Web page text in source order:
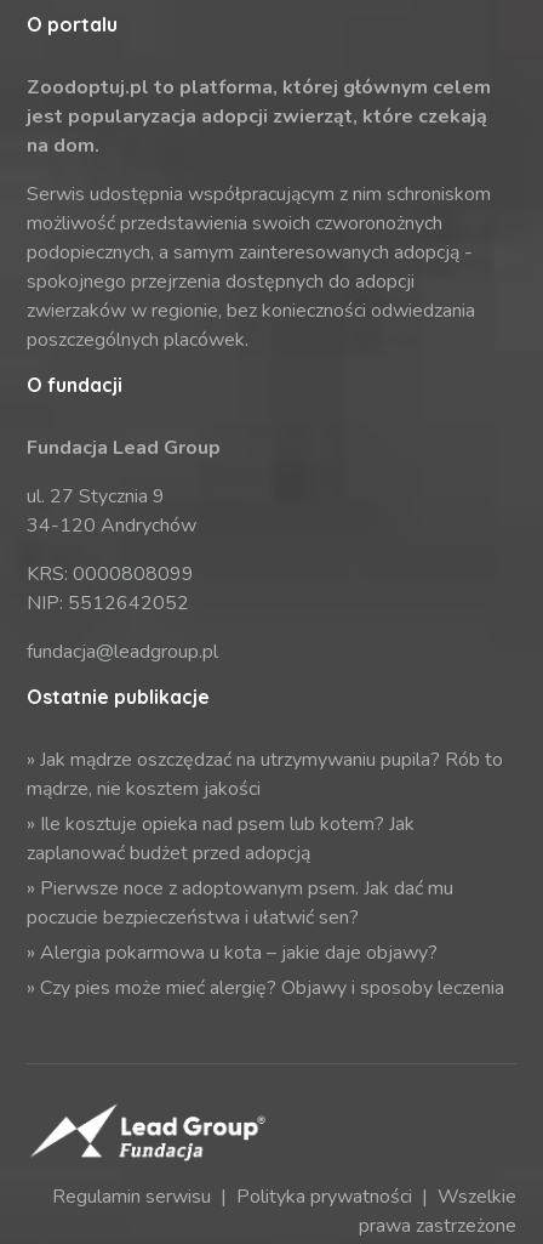
O portalu
Zoodoptuj.pl to platforma, której głównym celem
jest popularyzacja adopcji zwierząt, które czekają
na dom.
Serwis udostępnia współpracującym z nim schroniskom
możliwość przedstawienia swoich czworonożnych
podopiecznych, a samym zainteresowanych adopcją -
spokojnego przejrzenia dostępnych do adopcji
zwierzaków w regionie, bez konieczności odwiedzania
poszczególnych placówek.
O fundacji
Fundacja Lead Group
ul. 27 Stycznia 9
34-120 Andrychów
KRS: 0000808099
NIP: 5512642052
fundacja@leadgroup.pl
Ostatnie publikacje
»Jak mądrze oszczędzać na utrzymywaniu pupila? Rób to
mądrze, nie kosztem jakości
» Ile kosztuje opieka nad psem lub kotem? Jak
zaplanować budżet przed adopcją
» Pierwsze noce z adoptowanym psem. Jak dać mu
poczucie bezpieczeństwa i ułatwić sen?
»Alergia pokarmowa u kota – jakie daje objawy?
»Czy pies może mieć alergię? Objawy i sposoby leczenia
Regulamin serwisu | Polityka prywatności | Wszelkie
prawa zastrzeżone